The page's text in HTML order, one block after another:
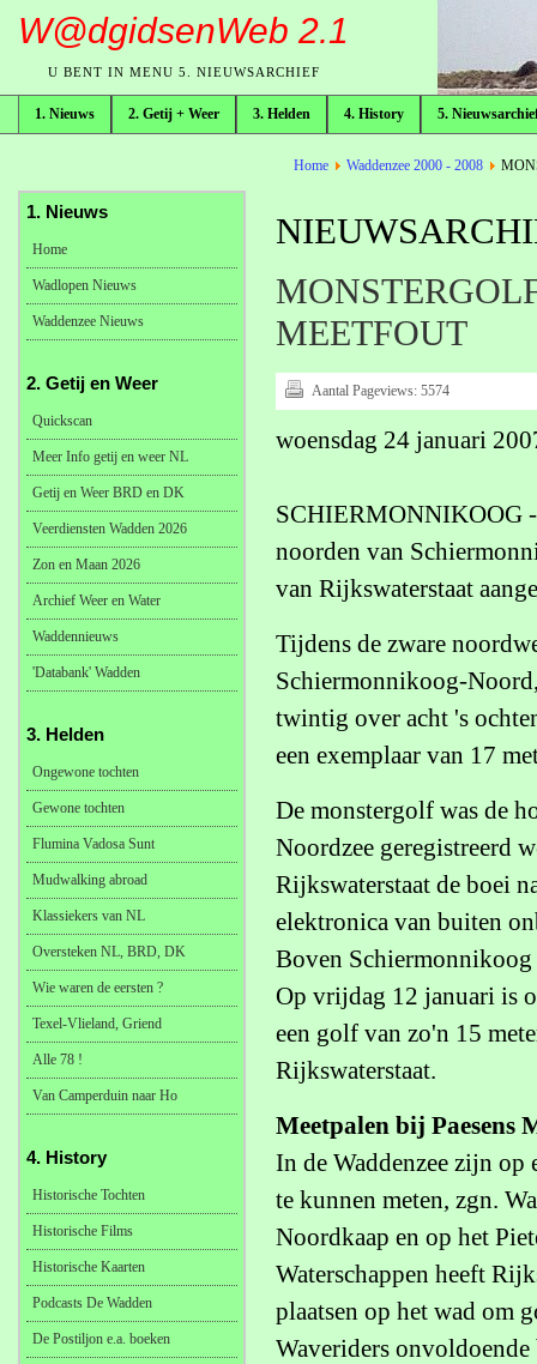
W@dgidsenWeb 2.1
U BENT IN MENU 5. NIEUWSARCHIEF
1. Nieuws 2. Getij + Weer 3. Helden 4. History 5.
broodkruimelpad
Home Waddenzee 2000 - 2008
MEETFOUT
Aantal Pageviews: 5574
woensdag 24 januari
SCHIERMONNIKOOG
noorden van
van Rijkswaterstaat
Tijdens de zware
Schiermonnikoog-
twintig over acht 's
een exemplaar van 17
De monstergolf was de
Noordzee geregistreerd
Rijkswaterstaat de boei
elektronica van buiten
Boven Schiermonnikoog
Op vrijdag 12 januari is
een golf van zo'n 15
Rijkswaterstaat.
Meetpalen bij Paesens
In de Waddenzee zijn op
te kunnen meten, zgn.
Noordkaap en op het
Waterschappen heeft
plaatsen op het wad om
Waveriders
1. Nieuws
Home
Wadlopen Nieuws
Waddenzee Nieuws
2. Getij en Weer
Quickscan
Meer Info getij en weer NL
Getij en Weer BRD en DK
Veerdiensten Wadden 2026
Zon en Maan 2026
Archief Weer en Water
Waddennieuws
'Databank' Wadden
3. Helden
Ongewone tochten
Gewone tochten
Flumina Vadosa Sunt
Mudwalking abroad
Klassiekers van NL
Oversteken NL, BRD, DK
Wie waren de eersten ?
Texel-Vlieland, Griend
Alle 78 !
Van Camperduin naar Ho
4. History
Historische Tochten
Historische Films
Historische Kaarten
Podcasts De Wadden
De Postiljon e.a. boeken